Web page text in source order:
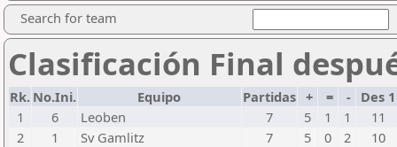
Search for team
Clasificación Final
Rk. No.Ini. Equipo Partidas + = - Des
1
6 Leoben 7 5 1 1
11
2
1 Sv Gamlitz 7 5 0 2
10